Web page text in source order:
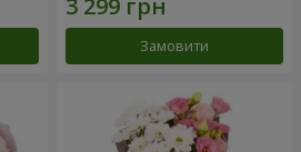
Замовити